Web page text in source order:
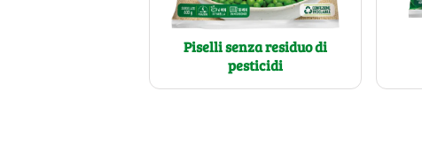
Piselli senza residuo di
pesticidi